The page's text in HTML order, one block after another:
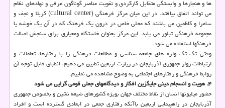
ها و هنجارها و وابستگی متقابل كاركردی و تقویت عناصر گوناگون عرفی و نهادهای نظام
می تواند اتفاق بیافتد. در این میان مركز فرهنگی (cultural center) كربلا و نجف و
سامرا و كاظمین می باشند كه محلی خاص در درون یك فرهنگ كه در آن یك خوشه یا
مجموعه فرهنگی تبلور می یابد. این مركز بعنوان خاستگاه ومعیاری برای سنجش اصالت
فرهنگها استفاده می شود.
وقتی تك تك واژه های جامعه شناسی و مطالعات فرهنگی را با رفتارها، تعاملات و
ارتباطات زوار جمهوری آذربایجان در زیارت اربعین تطبیق می دهیم، انطباق قابل توجه آن
روابط فرهنگی و رفتارهای اجتماعی به وضوح مشاهده می نماییم.
۴. هویت و انسجام دینی جایگزین افكار و دیدگاههای جعلی قومی گرایی می شود
حضور میلیونها انسان از نقاط مختلف جهان بویژه كشورهای شیعه نشین و بخصوص جمهوری
آذربایجان در راهپیمایی اربعین باآنكه رفتاری جمعی در ابعادی گسترده است و افراد